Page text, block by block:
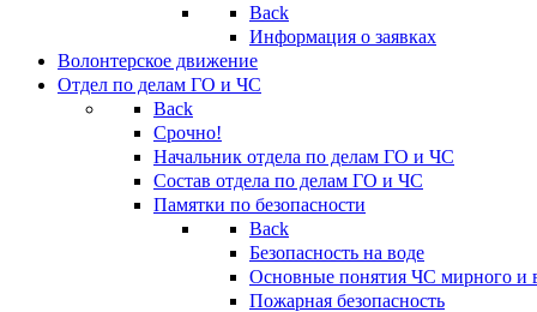
Back
Информация о заявках
Волонтерское движение
Отдел по делам ГО и ЧС
Back
Срочно!
Начальник отдела по делам ГО и ЧС
Состав отдела по делам ГО и ЧС
Памятки по безопасности
Back
Безопасность на воде
Основные понятия ЧС мирного и
Пожарная безопасность